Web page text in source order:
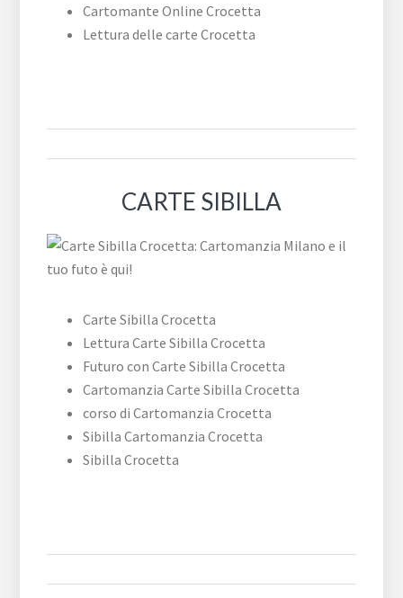
Cartomante Online Crocetta
Lettura delle carte Crocetta
CARTE SIBILLA
Carte Sibilla Crocetta
Lettura Carte Sibilla Crocetta
Futuro con Carte Sibilla Crocetta
Cartomanzia Carte Sibilla Crocetta
corso di Cartomanzia Crocetta
Sibilla Cartomanzia Crocetta
Sibilla Crocetta